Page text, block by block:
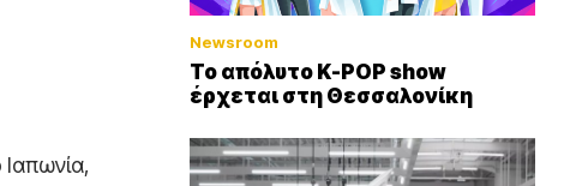
Newsroom
Το απόλυτο K-POP show
έρχεται στη Θεσσαλονίκη